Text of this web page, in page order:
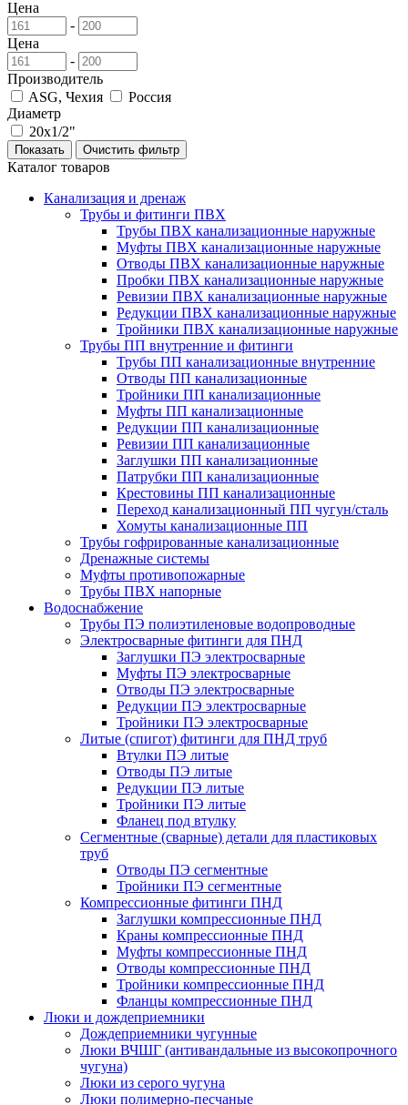
Цена
-
Цена
-
Производитель
ASG, Чехия
Россия
Диаметр
20x1/2"
Каталог товаров
Канализация и дренаж
Трубы и фитинги ПВХ
Трубы ПВХ канализационные наружные
Муфты ПВХ канализационные наружные
Отводы ПВХ канализационные наружные
Пробки ПВХ канализационные наружные
Ревизии ПВХ канализационные наружные
Редукции ПВХ канализационные наружные
Тройники ПВХ канализационные наружные
Трубы ПП внутренние и фитинги
Трубы ПП канализационные внутренние
Отводы ПП канализационные
Тройники ПП канализационные
Муфты ПП канализационные
Редукции ПП канализационные
Ревизии ПП канализационные
Заглушки ПП канализационные
Патрубки ПП канализационные
Крестовины ПП канализационные
Переход канализационный ПП чугун/сталь
Хомуты канализационные ПП
Трубы гофрированные канализационные
Дренажные системы
Муфты противопожарные
Трубы ПВХ напорные
Водоснабжение
Трубы ПЭ полиэтиленовые водопроводные
Электросварные фитинги для ПНД
Заглушки ПЭ электросварные
Муфты ПЭ электросварные
Отводы ПЭ электросварные
Редукции ПЭ электросварные
Тройники ПЭ электросварные
Литые (спигот) фитинги для ПНД труб
Втулки ПЭ литые
Отводы ПЭ литые
Редукции ПЭ литые
Тройники ПЭ литые
Фланец под втулку
Сегментные (сварные) детали для пластиковых
труб
Отводы ПЭ сегментные
Тройники ПЭ сегментные
Компрессионные фитинги ПНД
Заглушки компрессионные ПНД
Краны компрессионные ПНД
Муфты компрессионные ПНД
Отводы компрессионные ПНД
Тройники компрессионные ПНД
Фланцы компрессионные ПНД
Люки и дождеприемники
Дождеприемники чугунные
Люки ВЧШГ (антивандальные из высокопрочного
чугуна)
Люки из серого чугуна
Люки полимерно-песчаные